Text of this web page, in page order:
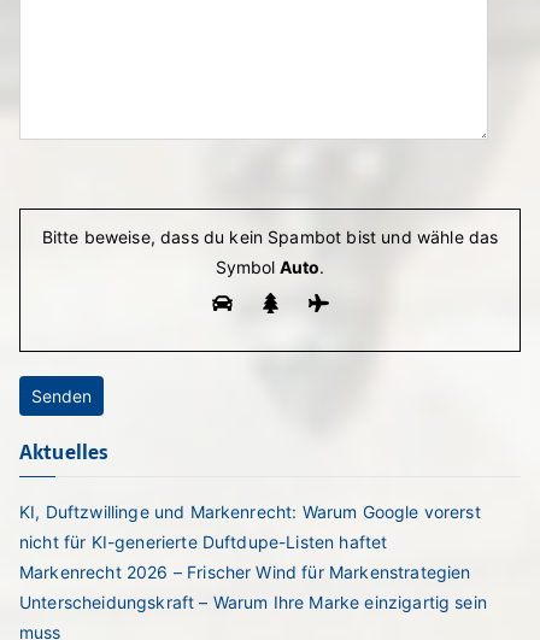
Bitte beweise, dass du kein Spambot bist und wähle das
Symbol Auto.
Aktuelles
KI, Duftzwillinge und Markenrecht: Warum Google vorerst
nicht für KI-generierte Duftdupe-Listen haftet
Markenrecht 2026 – Frischer Wind für Markenstrategien
Unterscheidungskraft – Warum Ihre Marke einzigartig sein
muss